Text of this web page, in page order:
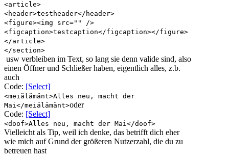
<article>
<header>testheader</header>
<figure><img src="" />
<figcaption>testcaption</figcaption></figure>
</article>
</section>
usw verbleiben im Text, so lang sie denn valide sind, also
einen Öffner und Schließer haben, eigentlich alles, z.b.
auch
Code: [Select]
<meiälämänt>Alles neu, macht der
Mai</meiälämänt>oder
Code: [Select]
<doof>Alles neu, macht der Mai</doof>
Vielleicht als Tip, weil ich denke, das betrifft dich eher
wie mich auf Grund der größeren Nutzerzahl, die du zu
betreuen hast